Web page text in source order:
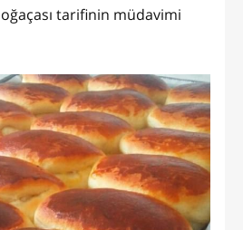
tarifinin müdavimi